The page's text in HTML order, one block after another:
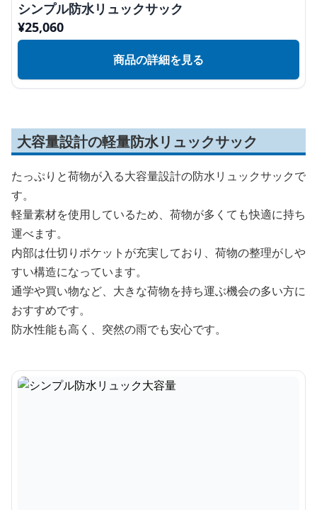
シンプル防水リュックサック
¥25,060
商品の詳細を見る
大容量設計の軽量防水リュックサック
たっぷりと荷物が入る大容量設計の防水リュックサックで
す。
軽量素材を使用しているため、荷物が多くても快適に持ち
運べます。
内部は仕切りポケットが充実しており、荷物の整理がしや
すい構造になっています。
通学や買い物など、大きな荷物を持ち運ぶ機会の多い方に
おすすめです。
防水性能も高く、突然の雨でも安心です。